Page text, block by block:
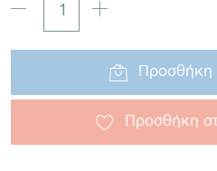
Προσθήκη
Προσθήκη